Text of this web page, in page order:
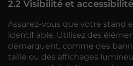
2.2 Visibilité et accessibilité
Assurez-vous que votre stand
identifiable. Utilisez des
démarquent, comme des
taille ou des affichages